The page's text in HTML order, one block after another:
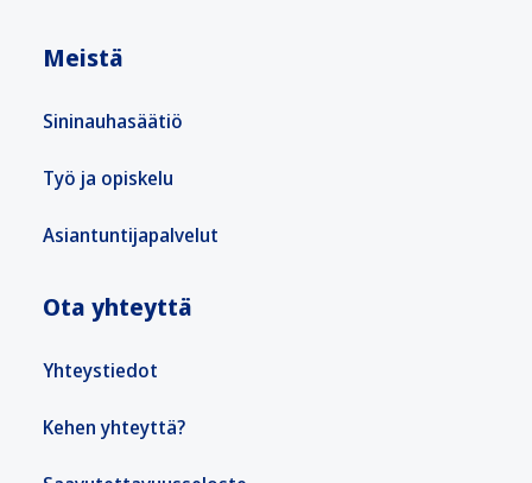
Meistä
Sininauhasäätiö
Työ ja opiskelu
Asiantuntijapalvelut
Ota yhteyttä
Yhteystiedot
Kehen yhteyttä?